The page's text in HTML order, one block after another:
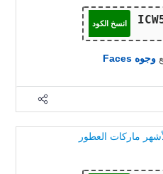
انسخ الكود
وجوه Faces